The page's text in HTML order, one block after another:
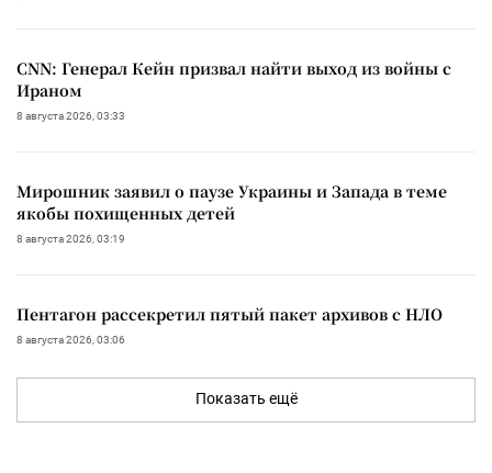
CNN: Генерал Кейн призвал найти выход из войны с
Ираном
8 августа 2026, 03:33
Мирошник заявил о паузе Украины и Запада в теме
якобы похищенных детей
8 августа 2026, 03:19
Пентагон рассекретил пятый пакет архивов с НЛО
8 августа 2026, 03:06
Показать ещё